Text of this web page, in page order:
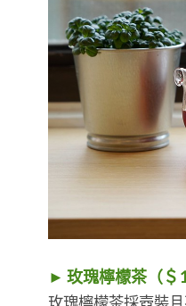
► 玫瑰檸檬茶（＄
玫瑰檸檬茶採壺裝